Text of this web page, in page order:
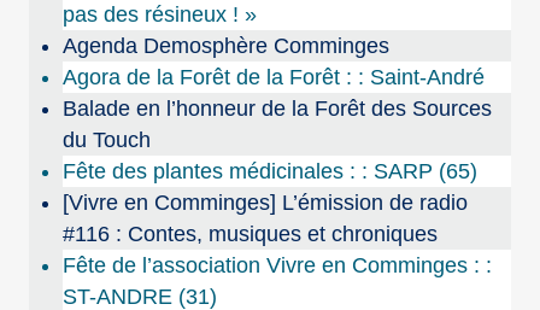
pas des résineux ! »
Agenda Demosphère Comminges
Agora de la Forêt de la Forêt : : Saint-André
Balade en l’honneur de la Forêt des Sources
du Touch
Fête des plantes médicinales : : SARP (65)
[Vivre en Comminges] L’émission de radio
#116 : Contes, musiques et chroniques
Fête de l’association Vivre en Comminges : :
ST-ANDRE (31)